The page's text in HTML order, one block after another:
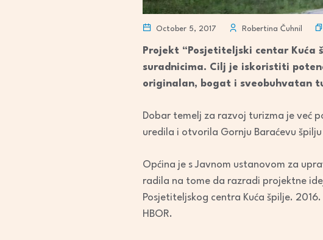
October 5, 2017 Robertina Čuhnil
Projekt “Posjetiteljski centar Kuća
suradnicima. Cilj je iskoristiti
originalan, bogat i sveobuhvatan
Dobar temelj za razvoj turizma je već
uredila i otvorila Gornju Baraćevu
Općina je s Javnom ustanovom za
radila na tome da razradi projektne
Posjetiteljskog centra Kuća špilje.
HBOR.